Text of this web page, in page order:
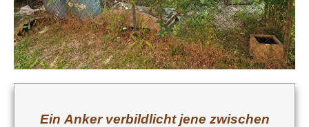
Ein Anker verbildlicht jene zwischen